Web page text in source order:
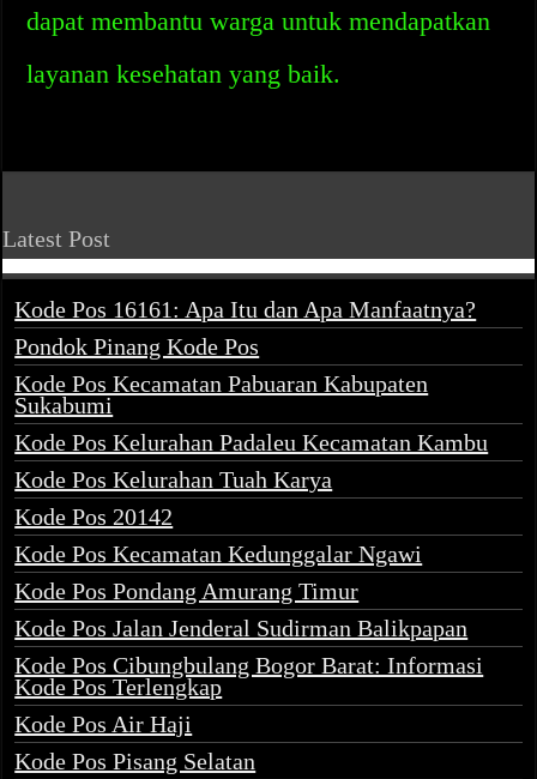
dapat membantu warga untuk mendapatkan
layanan kesehatan yang baik.
Latest Post
Kode Pos 16161: Apa Itu dan Apa Manfaatnya?
Pondok Pinang Kode Pos
Kode Pos Kecamatan Pabuaran Kabupaten
Sukabumi
Kode Pos Kelurahan Padaleu Kecamatan Kambu
Kode Pos Kelurahan Tuah Karya
Kode Pos 20142
Kode Pos Kecamatan Kedunggalar Ngawi
Kode Pos Pondang Amurang Timur
Kode Pos Jalan Jenderal Sudirman Balikpapan
Kode Pos Cibungbulang Bogor Barat: Informasi
Kode Pos Terlengkap
Kode Pos Air Haji
Kode Pos Pisang Selatan